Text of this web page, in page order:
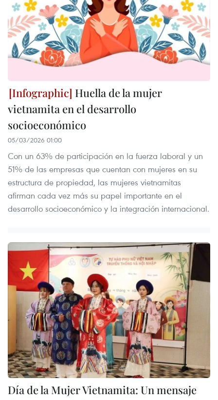
Huella de la mujer
vietnamita en el desarrollo
socioeconómico
05/03/2026 01:00
Con un 63% de participación en la fuerza laboral y un
51% de las empresas que cuentan con mujeres en su
estructura de propiedad, las mujeres vietnamitas
afirman cada vez más su papel importante en el
desarrollo socioeconómico y la integración internacional.
Día de la Mujer Vietnamita: Un mensaje